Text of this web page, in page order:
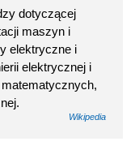
dotyczącej
maszyn i
elektryczne i
elektrycznej i
Wikipedia